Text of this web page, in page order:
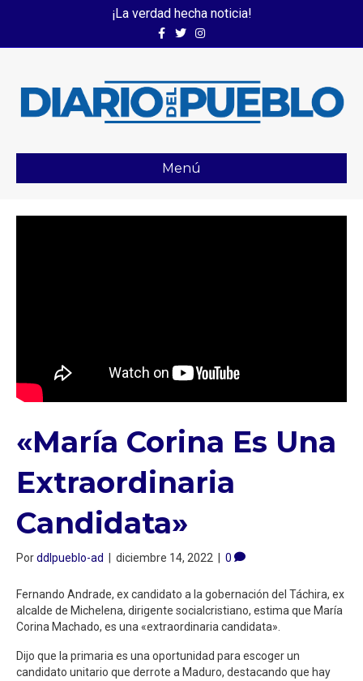
¡La verdad hecha noticia!
FacebookTwitterInstagram
Menú
«María Corina Es Una
Extraordinaria
Candidata»
Porddlpueblo-ad diciembre 14, 2022 0
Fernando Andrade, ex candidato a la gobernación del Táchira, ex
alcalde de Michelena, dirigente socialcristiano, estima que María
Corina Machado, es una «extraordinaria candidata».
Dijo que la primaria es una oportunidad para escoger un
candidato unitario que derrote a Maduro, destacando que hay